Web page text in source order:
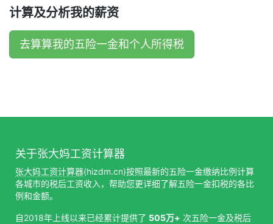
计算及分析我的薪资
去算算我的五险一金和个人所得税
关于张大妈工资计算器
张大妈工资计算器(hizdm.cn)按照最新的五险一金缴纳比例计算
各城市的税后工资收入，帮助您更详细了解五险一金扣税的各比
例和金额。
自2018年上线以来已经累计提供了 505万+ 次五险一金及税后